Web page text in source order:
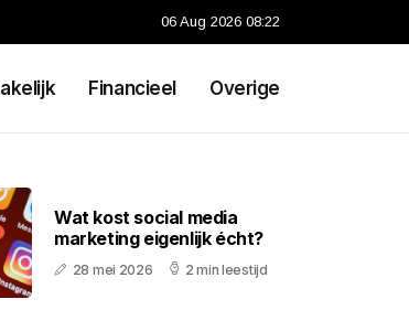
06 Aug 2026 08:22
Financieel Overige
Wat kost social media
marketing eigenlijk écht?
28 mei 2026 2 min leestijd